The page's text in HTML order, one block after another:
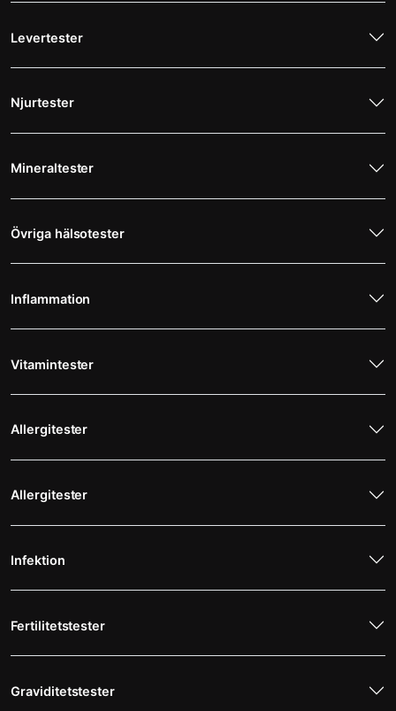
Levertester
Njurtester
Mineraltester
Övriga hälsotester
Inflammation
Vitamintester
Allergitester
Allergitester
Infektion
Fertilitetstester
Graviditetstester